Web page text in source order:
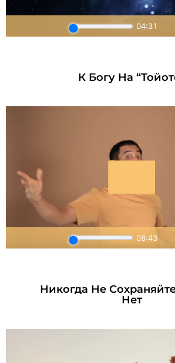
К Богу На
Никогда Не
Нет